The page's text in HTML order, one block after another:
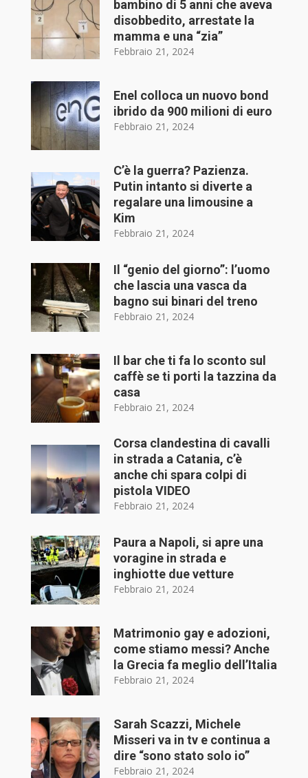
bambino di 5 anni che aveva
disobbedito, arrestate la
mamma e una “zia”
Febbraio 21, 2024
Enel colloca un nuovo bond
ibrido da 900 milioni di euro
Febbraio 21, 2024
C’è la guerra? Pazienza.
Putin intanto si diverte a
regalare una limousine a
Kim
Febbraio 21, 2024
Il “genio del giorno”: l’uomo
che lascia una vasca da
bagno sui binari del treno
Febbraio 21, 2024
Il bar che ti fa lo sconto sul
caffè se ti porti la tazzina da
casa
Febbraio 21, 2024
Corsa clandestina di cavalli
in strada a Catania, c’è
anche chi spara colpi di
pistola VIDEO
Febbraio 21, 2024
Paura a Napoli, si apre una
voragine in strada e
inghiotte due vetture
Febbraio 21, 2024
Matrimonio gay e adozioni,
come stiamo messi? Anche
la Grecia fa meglio dell’Italia
Febbraio 21, 2024
Sarah Scazzi, Michele
Misseri va in tv e continua a
dire “sono stato solo io”
Febbraio 21, 2024